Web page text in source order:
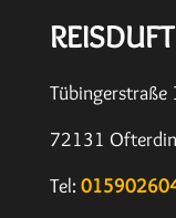
REISDUFT
Tübingerstraße
72131
Tel: